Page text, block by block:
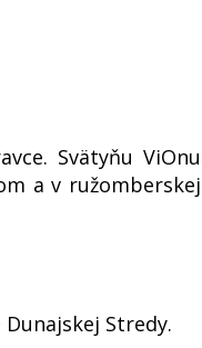
Svätyňu ViOnu
a v ružomberskej
Stredy.